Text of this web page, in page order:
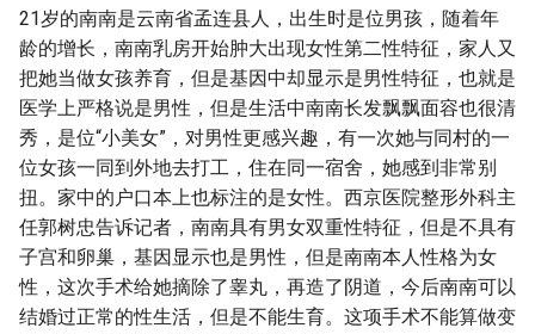
21岁的南南是云南省孟连县人，出生时是位男孩，随着年
龄的增长，南南乳房开始肿大出现女性第二性特征，家人又
把她当做女孩养育，但是基因中却显示是男性特征，也就是
医学上严格说是男性，但是生活中南南长发飘飘面容也很清
秀，是位“小美女”，对男性更感兴趣，有一次她与同村的一
位女孩一同到外地去打工，住在同一宿舍，她感到非常别
扭。家中的户口本上也标注的是女性。西京医院整形外科主
任郭树忠告诉记者，南南具有男女双重性特征，但是不具有
子宫和卵巢，基因显示也是男性，但是南南本人性格为女
性，这次手术给她摘除了睾丸，再造了阴道，今后南南可以
结婚过正常的性生活，但是不能生育。这项手术不能算做变